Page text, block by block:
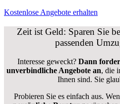
Kostenlose Angebote erhalten
Zeit ist Geld: Sparen Sie
passenden
Interesse geweckt? Dann
unverbindliche Angebote an, die
Ihnen sind. Sie
Probieren Sie es einfach aus.